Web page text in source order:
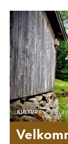
KULTUR 5.